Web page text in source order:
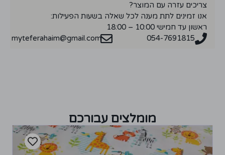
צריכים עזרה עם המוצר?
אנו זמינים לתת מענה לכל שאלה בשעות הפעילות:
ראשון עד חמישי 10:00 – 18:00
054-7691815
myteferahaim@gmail.com
מומלצים עבורכם